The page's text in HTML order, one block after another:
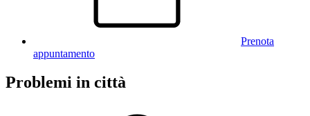
Prenota
appuntamento
Problemi in città